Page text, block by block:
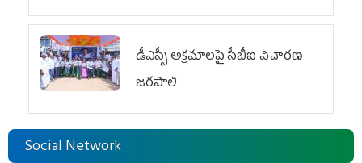
డీఎస్సీ అక్రమాలపై సీబీఐ విచారణ
జరపాలి
Social Network